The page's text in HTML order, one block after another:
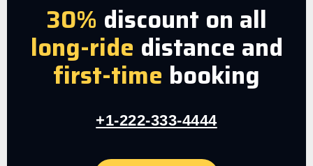
30% discount on all
long-ride distance and
first-time booking
+1-222-333-4444